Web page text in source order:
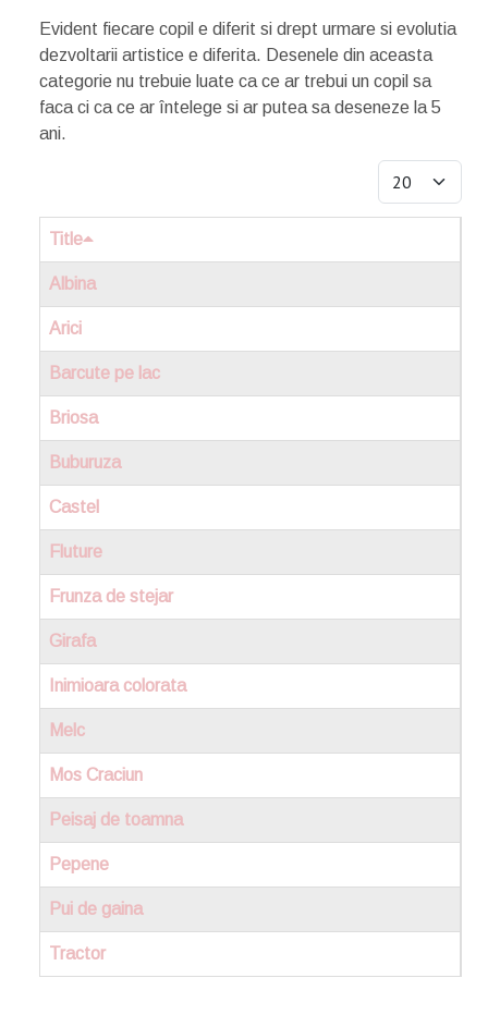
Evident fiecare copil e diferit si drept urmare si evolutia
dezvoltarii artistice e diferita. Desenele din aceasta
categorie nu trebuie luate ca ce ar trebui un copil sa
faca ci ca ce ar întelege si ar putea sa deseneze la 5
ani.
Title
Albina
Arici
Barcute pe lac
Briosa
Buburuza
Castel
Fluture
Frunza de stejar
Girafa
Inimioara colorata
Melc
Mos Craciun
Peisaj de toamna
Pepene
Pui de gaina
Tractor